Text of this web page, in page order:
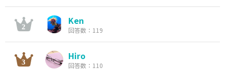
Ken
回答数：119
Hiro
回答数：110